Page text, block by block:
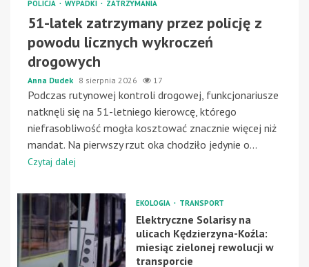
POLICJA WYPADKI ZATRZYMANIA
51-latek zatrzymany przez policję z
powodu licznych wykroczeń
drogowych
Anna Dudek 8 sierpnia 2026 17
Podczas rutynowej kontroli drogowej, funkcjonariusze
natknęli się na 51-letniego kierowcę, którego
niefrasobliwość mogła kosztować znacznie więcej niż
mandat. Na pierwszy rzut oka chodziło jedynie o...
Czytaj dalej
EKOLOGIA TRANSPORT
Elektryczne Solarisy na
ulicach Kędzierzyna-Koźla:
miesiąc zielonej rewolucji w
transporcie